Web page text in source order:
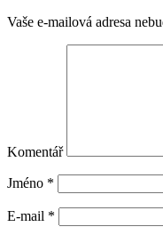
Vaše e-mailová adresa
Komentář
Jméno *
E-mail *